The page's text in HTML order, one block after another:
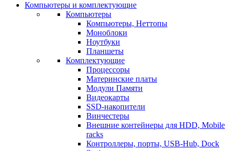
Компьютеры и комплектующие
Компьютеры
Компьютеры, Неттопы
Моноблоки
Ноутбуки
Планшеты
Комплектующие
Процессоры
Материнские платы
Модули Памяти
Видеокарты
SSD-накопители
Винчестеры
Внешние контейнеры для HDD, Mobile
racks
Контроллеры, порты, USB-Hub, Dock